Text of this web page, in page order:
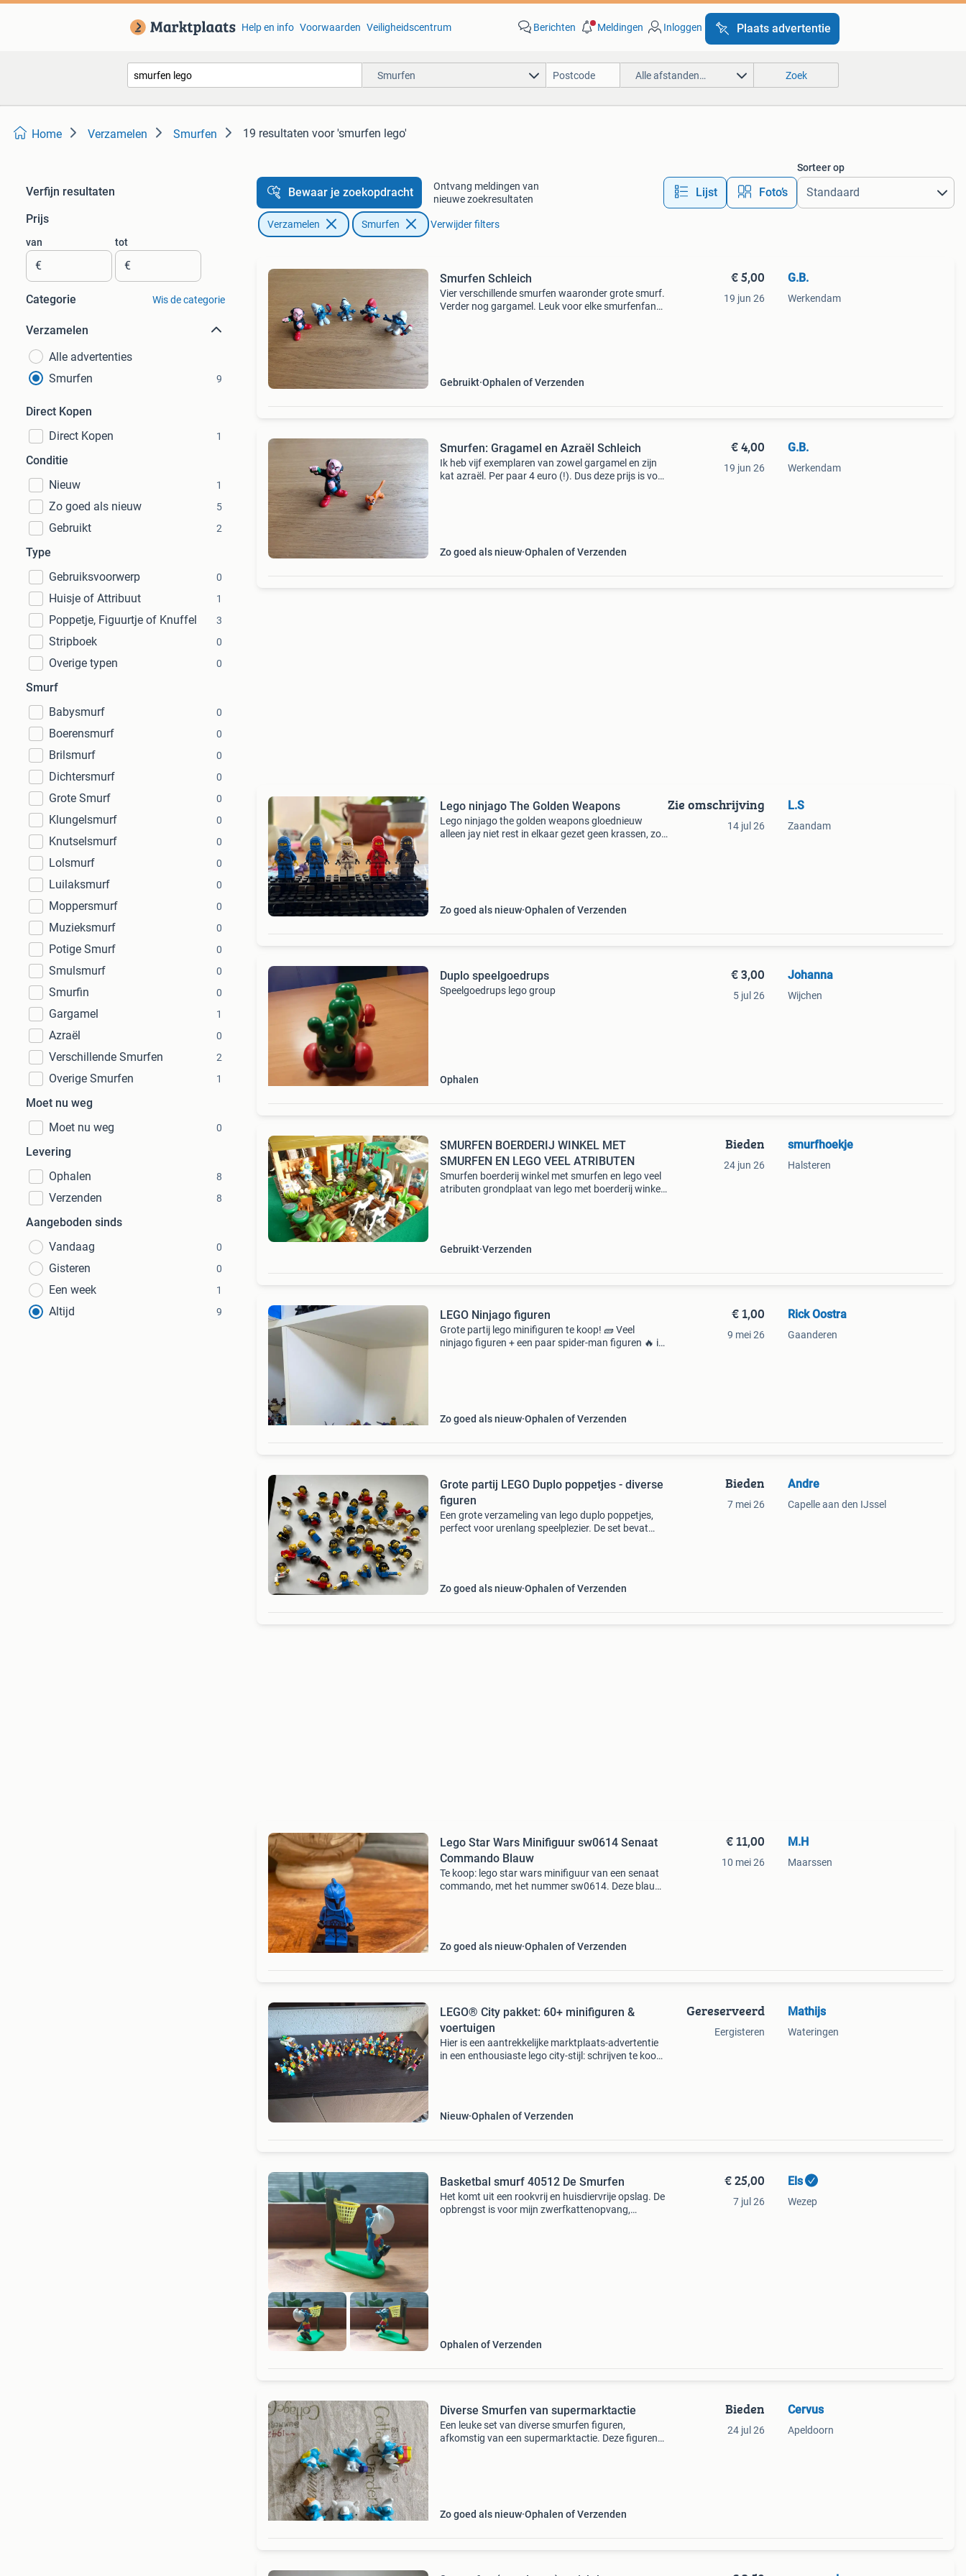
Help en info Voorwaarden Veiligheidscentrum Berichten Meldingen Inloggen Plaats advertentie
Smurfen Alle afstanden… Zoek
Home Verzamelen Smurfen 19 resultaten voor 'smurfen lego'
Verfijn resultaten
Prijs
van
€
tot
€
Categorie Wis de categorie
Verzamelen
Alle advertenties
Smurfen
9
Direct Kopen
Direct Kopen
1
Conditie
Nieuw
1
Zo goed als nieuw 5
Gebruikt 2
Type
Gebruiksvoorwerp
0
Huisje of Attribuut 1
Poppetje, Figuurtje of Knuffel 3
Stripboek 0
Overige typen 0
Smurf
Babysmurf
0
Boerensmurf 0
Brilsmurf 0
Dichtersmurf 0
Grote Smurf 0
Klungelsmurf 0
Knutselsmurf 0
Lolsmurf 0
Luilaksmurf 0
Moppersmurf 0
Muzieksmurf 0
Potige Smurf 0
Smulsmurf 0
Smurfin 0
Gargamel 1
Azraël 0
Verschillende Smurfen 2
Overige Smurfen 1
Moet nu weg
Moet nu weg
0
Levering
Ophalen
8
Verzenden 8
Aangeboden sinds
Vandaag
0
Gisteren 0
Een week 1
Altijd 9
Bewaar je zoekopdracht
Ontvang meldingen van
nieuwe zoekresultaten
Lijst Foto’s
Sorteer op
Verzamelen Smurfen Verwijder filters
Smurfen Schleich
Vier verschillende smurfen waaronder grote smurf.
Verder nog gargamel. Leuk voor elke smurfenfan
Gebruikt Ophalen of Verzenden
€ 5,00
19 jun 26
G.B.
Werkendam
Smurfen: Gragamel en Azraël Schleich
Ik heb vijf exemplaren van zowel gargamel en zijn
kat azraël. Per paar 4 euro (!). Dus deze prijs is voor
Zo goed als nieuw Ophalen of Verzenden
€ 4,00
19 jun 26
G.B.
Werkendam
Lego ninjago The Golden Weapons
Lego ninjago the golden weapons gloednieuw
alleen jay niet rest in elkaar gezet geen krassen, zon
Zo goed als nieuw Ophalen of Verzenden
Zie omschrijving
14 jul 26
L.S
Zaandam
Duplo speelgoedrups
Speelgoedrups lego group
Ophalen
€ 3,00
5 jul 26
Johanna
Wijchen
SMURFEN BOERDERIJ WINKEL MET
SMURFEN EN LEGO VEEL ATRIBUTEN
Smurfen boerderij winkel met smurfen en lego veel
atributen grondplaat van lego met boerderij winkel
Gebruikt Verzenden
Bieden
24 jun 26
smurfhoekje
Halsteren
LEGO Ninjago figuren
Grote partij lego minifiguren te koop! 🧱 Veel
ninjago figuren + een paar spider-man figuren 🔥 ik
Zo goed als nieuw Ophalen of Verzenden
€ 1,00
9 mei 26
Rick Oostra
Gaanderen
Grote partij LEGO Duplo poppetjes - diverse
figuren
Een grote verzameling van lego duplo poppetjes,
perfect voor urenlang speelplezier. De set bevat
Zo goed als nieuw Ophalen of Verzenden
Bieden
7 mei 26
Andre
Capelle aan den IJssel
Lego Star Wars Minifiguur sw0614 Senaat
Commando Blauw
Te koop: lego star wars minifiguur van een senaat
commando, met het nummer sw0614. Deze blauwe
Zo goed als nieuw Ophalen of Verzenden
€ 11,00
10 mei 26
M.H
Maarssen
LEGO® City pakket: 60+ minifiguren &
voertuigen
Hier is een aantrekkelijke marktplaats-advertentie
in een enthousiaste lego city-stijl: schrijven te koop:
Nieuw Ophalen of Verzenden
Gereserveerd
Eergisteren
Mathijs
Wateringen
Basketbal smurf 40512 De Smurfen
Het komt uit een rookvrij en huisdiervrije opslag. De
opbrengst is voor mijn zwerfkattenopvang,
Ophalen of Verzenden
€ 25,00
7 jul 26
Els
Wezep
Diverse Smurfen van supermarktactie
Een leuke set van diverse smurfen figuren,
afkomstig van een supermarktactie. Deze figuren
Zo goed als nieuw Ophalen of Verzenden
Bieden
24 jul 26
Cervus
Apeldoorn